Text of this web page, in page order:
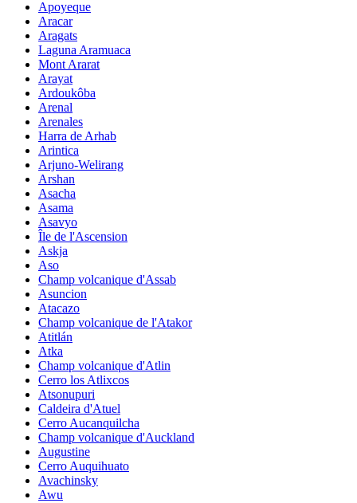
Apoyeque
Aracar
Aragats
Laguna Aramuaca
Mont Ararat
Arayat
Ardoukôba
Arenal
Arenales
Harra de Arhab
Arintica
Arjuno-Welirang
Arshan
Asacha
Asama
Asavyo
Île de l'Ascension
Askja
Aso
Champ volcanique d'Assab
Asuncion
Atacazo
Champ volcanique de l'Atakor
Atitlán
Atka
Champ volcanique d'Atlin
Cerro los Atlixcos
Atsonupuri
Caldeira d'Atuel
Cerro Aucanquilcha
Champ volcanique d'Auckland
Augustine
Cerro Auquihuato
Avachinsky
Awu